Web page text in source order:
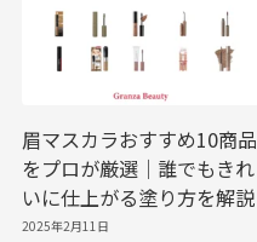
眉マスカラおすすめ10商品
をプロが厳選｜誰でもきれ
いに仕上がる塗り方を解説
2025年2月11日